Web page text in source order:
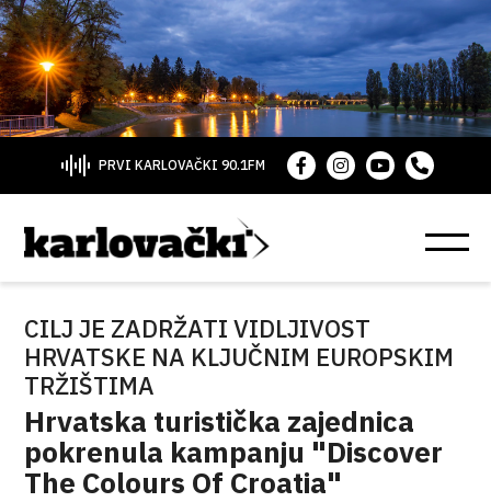
PRVI KARLOVAČKI 90.1FM
CILJ JE ZADRŽATI VIDLJIVOST
HRVATSKE NA KLJUČNIM EUROPSKIM
TRŽIŠTIMA
Hrvatska turistička zajednica
pokrenula kampanju "Discover
The Colours Of Croatia"